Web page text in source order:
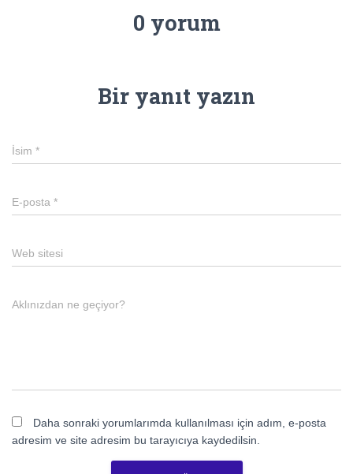
0 yorum
Bir yanıt yazın
İsim *
E-posta *
Web sitesi
Aklınızdan ne geçiyor?
Daha sonraki yorumlarımda kullanılması için adım, e-posta
adresim ve site adresim bu tarayıcıya kaydedilsin.